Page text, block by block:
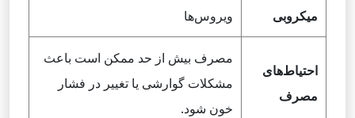
میکروبی
ویروس‌ها
احتیاط‌های
مصرف
مصرف بیش از حد ممکن است باعث
مشکلات گوارشی یا تغییر در فشار
خون شود.